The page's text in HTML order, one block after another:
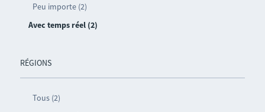
Peu importe (2)
Avec temps réel (2)
RÉGIONS
Tous (2)